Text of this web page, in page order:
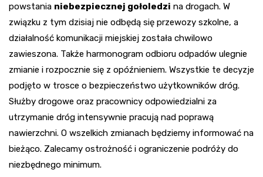
powstania niebezpiecznej gołoledzi na drogach. W
związku z tym dzisiaj nie odbędą się przewozy szkolne, a
działalność komunikacji miejskiej została chwilowo
zawieszona. Także harmonogram odbioru odpadów ulegnie
zmianie i rozpocznie się z opóźnieniem. Wszystkie te decyzje
podjęto w trosce o bezpieczeństwo użytkowników dróg.
Służby drogowe oraz pracownicy odpowiedzialni za
utrzymanie dróg intensywnie pracują nad poprawą
nawierzchni. O wszelkich zmianach będziemy informować na
bieżąco. Zalecamy ostrożność i ograniczenie podróży do
niezbędnego minimum.